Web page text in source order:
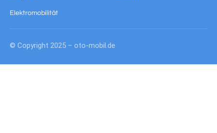
Elektromobilität
© Copyright 2025 – oto-mobil.de